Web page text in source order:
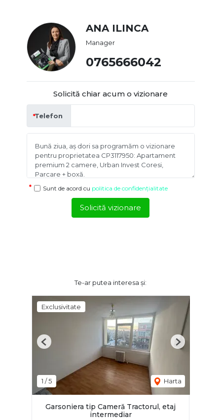
ANA ILINCA
Manager
0765666042
Solicită chiar acum o vizionare
Telefon
Sunt de acord cu politica de confidențialitate
Solicită vizionare
Te-ar putea interesa și:
Exclusivitate
1 /5 Harta
Previous Next
Garsoniera tip Cameră Tractorul, etaj
intermediar